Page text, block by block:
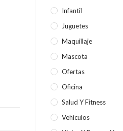
Infantil
Juguetes
Maquillaje
Mascota
Ofertas
Oficina
Salud Y Fitness
Vehículos